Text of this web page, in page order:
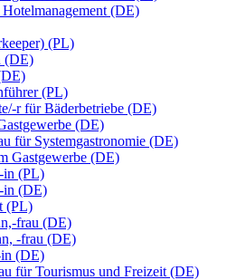
(DE)
(PL)
(DE)
(PL)
r für Bäderbetriebe (DE)
(DE)
für Systemgastronomie (DE)
Gastgewerbe (DE)
in (PL)
in (DE)
(PL)
frau (DE)
-frau (DE)
(DE)
für Tourismus und Freizeit (DE)